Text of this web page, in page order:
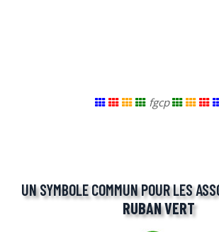
fgcp
UN SYMBOLE COMMUN POUR LES
RUBAN VERT